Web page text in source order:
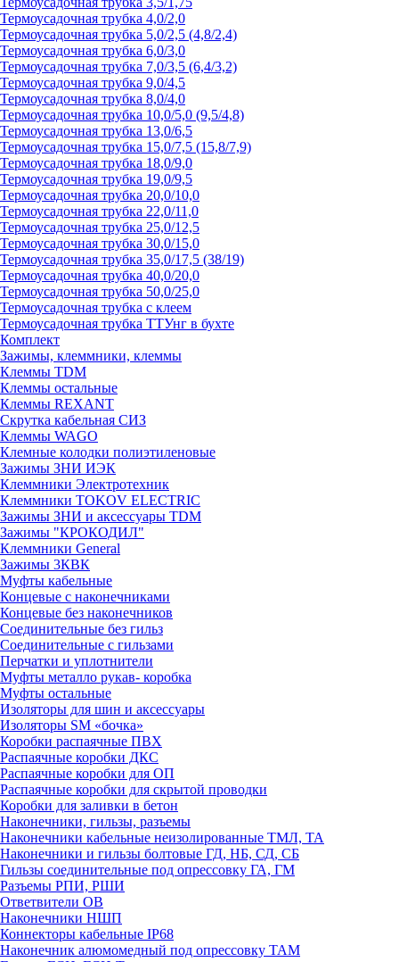
Термоусадочная трубка 4,0/2,0
Термоусадочная трубка 5,0/2,5 (4,8/2,4)
Термоусадочная трубка 6,0/3,0
Термоусадочная трубка 7,0/3,5 (6,4/3,2)
Термоусадочная трубка 9,0/4,5
Термоусадочная трубка 8,0/4,0
Термоусадочная трубка 10,0/5,0 (9,5/4,8)
Термоусадочная трубка 13,0/6,5
Термоусадочная трубка 15,0/7,5 (15,8/7,9)
Термоусадочная трубка 18,0/9,0
Термоусадочная трубка 19,0/9,5
Термоусадочная трубка 20,0/10,0
Термоусадочная трубка 22,0/11,0
Термоусадочная трубка 25,0/12,5
Термоусадочная трубка 30,0/15,0
Термоусадочная трубка 35,0/17,5 (38/19)
Термоусадочная трубка 40,0/20,0
Термоусадочная трубка 50,0/25,0
Термоусадочная трубка с клеем
Термоусадочная трубка ТТУнг в бухте
Комплект
Зажимы, клеммники, клеммы
Клеммы TDM
Клеммы остальные
Клеммы REXANT
Скрутка кабельная СИЗ
Клеммы WAGO
Клемные колодки полиэтиленовые
Зажимы ЗНИ ИЭК
Клеммники Электротехник
Клеммники TOKOV ELECTRIC
Зажимы ЗНИ и аксессуары TDM
Зажимы "КРОКОДИЛ"
Клеммники General
Зажимы 3КВК
Муфты кабельные
Концевые с наконечниками
Концевые без наконечников
Соединительные без гильз
Соединительные с гильзами
Перчатки и уплотнители
Муфты металло рукав- коробка
Муфты остальные
Изоляторы для шин и аксессуары
Изоляторы SM «бочка»
Коробки распаячные ПВХ
Распаячные коробки ДКС
Распаячные коробки для ОП
Распаячные коробки для скрытой проводки
Коробки для заливки в бетон
Наконечники, гильзы, разъемы
Наконечники кабельные неизолированные ТМЛ, ТА
Наконечники и гильзы болтовые ГД, НБ, СД, СБ
Гильзы соединительные под опрессовку ГА, ГМ
Разъемы РПИ, РШИ
Ответвители ОВ
Наконечники НШП
Коннекторы кабельные IP68
Наконечник алюмомедный под опрессовку ТАМ